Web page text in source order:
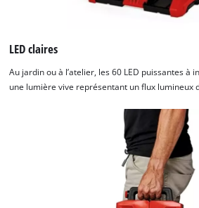
LED claires
Au jardin ou à l’atelier, les 60 LED puissantes à
une lumière vive représentant un flux lumineux